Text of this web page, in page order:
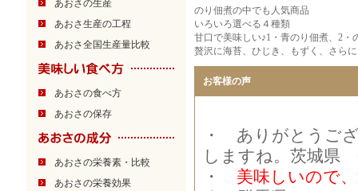
あおさの生産
あおさ生産の工程
あおさ全国生産量比較
あおさの食べ方
あおさの保存
あおさの栄養素・比較
あおさの栄養効果
のり佃煮の中でも人気商品
いろいろ選べる４種類
甘口で美味しい♪1・青のり佃煮、2
贅沢に海苔、ひじき、もずく、さら
お客様の声
・ ありがとうご
しますね。茨城県
・ 美味しいので